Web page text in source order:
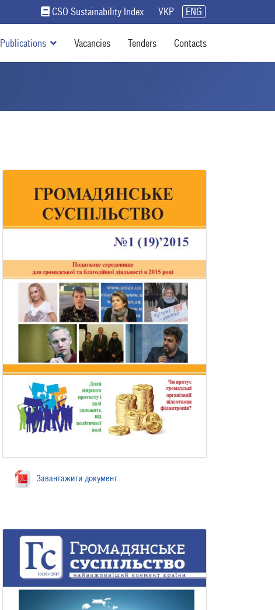
CSO Sustainability Index УКР ENG
Publications Vacancies Tenders Contacts
Завантажити документ